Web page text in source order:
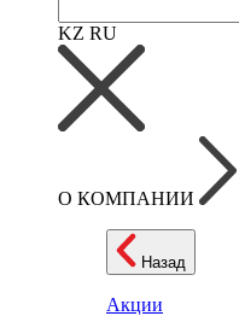
KZ RU
О КОМПАНИИ
Назад
Акции